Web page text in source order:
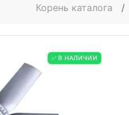
Корень каталога /
✅ В НАЛИЧИИ